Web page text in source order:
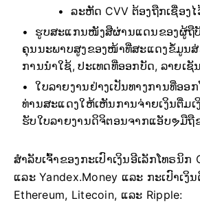
ລະຫັດ CVV ຕ້ອງຖືກເຊື່ອງໄ
ຮູບສະແກນໜັງສືຜ່ານແດນຂອງຜູ້ຖື
ຄຸນນະພາບສູງຂອງໜ້າທີ່ສະແດງຂໍ້ມູນສ່
ການນຳໃຊ້, ປະເທດທີ່ອອກບັດ, ລາຍເຊັ
ໃບລາຍງານຢ່າງເປັນທາງການທີ່ອອ
ທ່ານສະແດງໃຫ້ເຫັນການຈ່າຍເງິນຕື່ມເ
ຮັບໃບລາຍງານດິຈິຕອນຈາກແອັບຯມືຖື
ສຳລັບເຈົ້າຂອງກະເປົາເງິນອີເລັກໂທຣນິກ
ແລະ Yandex.Money ແລະ ກະເປົາເງິ
Ethereum, Litecoin, ແລະ Ripple: